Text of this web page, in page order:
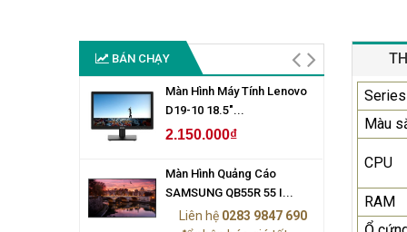
BÁN CHẠY
Màn Hình Máy Tính Lenovo
D19-10 18.5"...
2.150.000₫
Màn Hình Quảng Cáo
SAMSUNG QB55R 55 I...
Liên hệ 0283 9847 690
Series
Màu
CPU
RAM